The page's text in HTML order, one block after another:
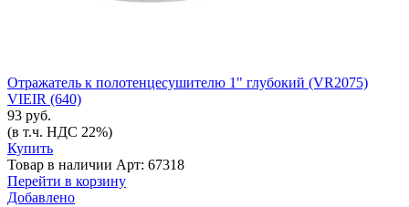
Отражатель к полотенцесушителю 1" глубокий (VR2075)
VIEIR (640)
93 руб.
(в т.ч. НДС 22%)
Купить
Товар в наличии Арт: 67318
Перейти в корзину
Добавлено